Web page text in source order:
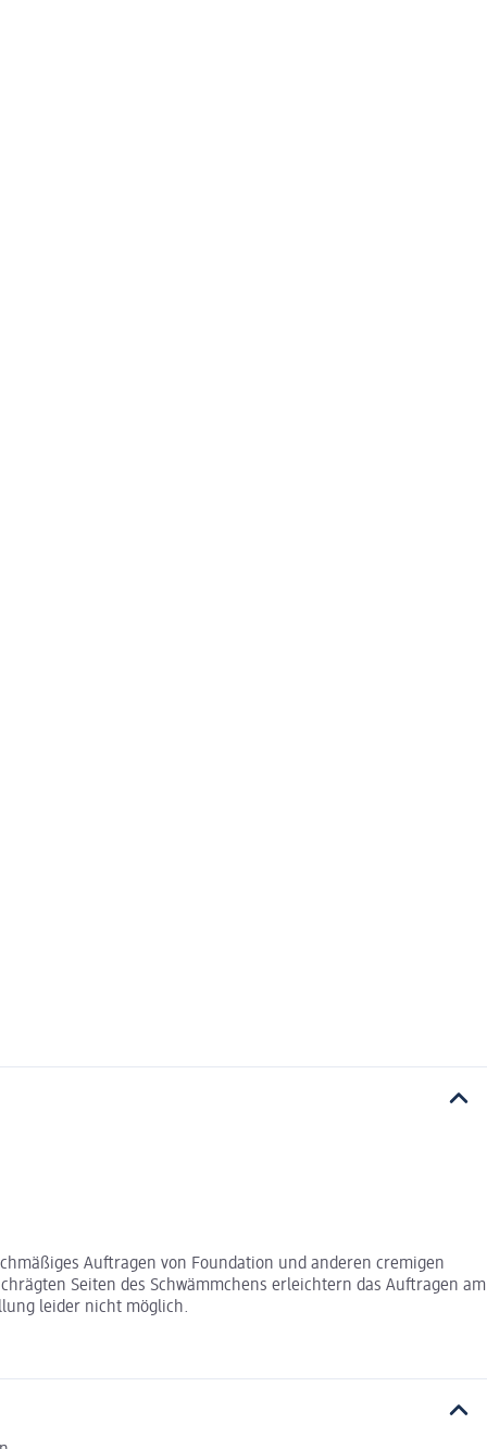
Auftragen von Foundation und anderen cremigen
Seiten des Schwämmchens erleichtern das Auftragen am
leider nicht möglich.